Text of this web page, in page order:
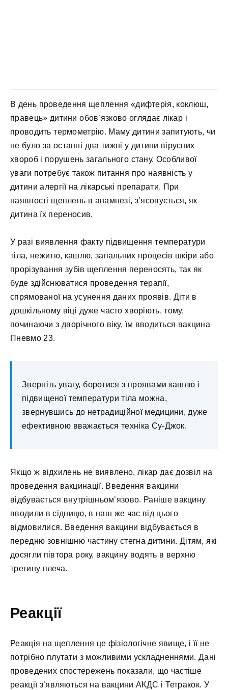
В день проведення щеплення «дифтерія, коклюш,
правець» дитини обов’язково оглядає лікар і
проводить термометрію. Маму дитини запитують, чи
не було за останні два тижні у дитини вірусних
хвороб і порушень загального стану. Особливої ​​
уваги потребує також питання про наявність у
дитини алергії на лікарські препарати. При
наявності щеплень в анамнезі, з’ясовується, як
дитина їх переносив.
У разі виявлення факту підвищення температури
тіла, нежитю, кашлю, запальних процесів шкіри або
прорізування зубів щеплення переносять, так як
буде здійснюватися проведення терапії,
спрямованої на усунення даних проявів. Діти в
дошкільному віці дуже часто хворіють, тому,
починаючи з дворічного віку, їм вводиться вакцина
Пневмо 23.
Зверніть увагу, боротися з проявами кашлю і
підвищеної температури тіла можна,
звернувшись до нетрадиційної медицини, дуже
ефективною вважається техніка Су-Джок.
Якщо ж відхилень не виявлено, лікар дає дозвіл на
проведення вакцинації. Введення вакцини
відбувається внутрішньом’язово. Раніше вакцину
вводили в сідницю, в наш же час від цього
відмовилися. Введення вакцини відбувається в
передню зовнішню частину стегна дитини. Дітям, які
досягли півтора року, вакцину водять в верхню
третину плеча.
Реакції
Реакція на щеплення це фізіологічне явище, і її не
потрібно плутати з можливими ускладненнями. Дані
проведених спостережень показали, що частіше
реакції з’являються на вакцини АКДС і Тетракок. У